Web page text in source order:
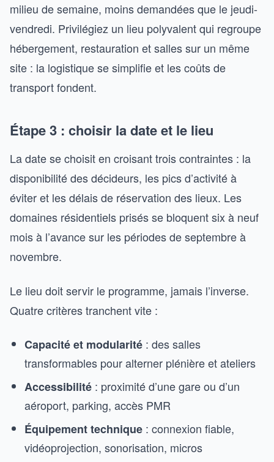
milieu de semaine, moins demandées que le jeudi-
vendredi. Privilégiez un lieu polyvalent qui regroupe
hébergement, restauration et salles sur un même
site : la logistique se simplifie et les coûts de
transport fondent.
Étape 3 : choisir la date et le lieu
La date se choisit en croisant trois contraintes : la
disponibilité des décideurs, les pics d’activité à
éviter et les délais de réservation des lieux. Les
domaines résidentiels prisés se bloquent six à neuf
mois à l’avance sur les périodes de septembre à
novembre.
Le lieu doit servir le programme, jamais l’inverse.
Quatre critères tranchent vite :
Capacité et modularité : des salles
transformables pour alterner plénière et ateliers
Accessibilité : proximité d’une gare ou d’un
aéroport, parking, accès PMR
Équipement technique : connexion fiable,
vidéoprojection, sonorisation, micros